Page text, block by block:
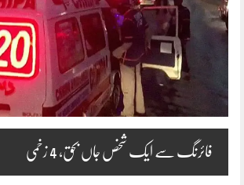
فائرنگ سے ایک شخص جاں بحق، 4 زخمی